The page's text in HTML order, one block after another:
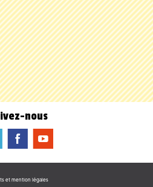
nous
b f
et mention légales